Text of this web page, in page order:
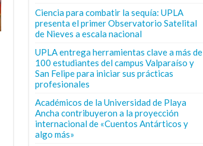
Ciencia para combatir la sequía: UPLA
presenta el primer Observatorio Satelital
de Nieves a escala nacional
UPLA entrega herramientas clave a más de
100 estudiantes del campus Valparaíso y
San Felipe para iniciar sus prácticas
profesionales
Académicos de la Universidad de Playa
Ancha contribuyeron a la proyección
internacional de «Cuentos Antárticos y
algo más»